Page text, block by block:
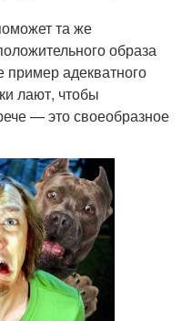
та же
образа
пример адекватного
лают, чтобы
— это своеобразное